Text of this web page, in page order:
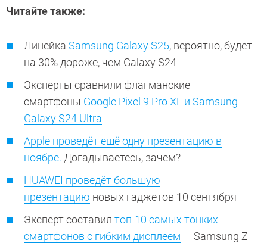
Читайте также:
Линейка Samsung Galaxy S25, вероятно, будет
на 30% дороже, чем Galaxy S24
Эксперты сравнили флагманские
смартфоны Google Pixel 9 Pro XL и Samsung
Galaxy S24 Ultra
Apple проведёт ещё одну презентацию в
ноябре. Догадываетесь, зачем?
HUAWEI проведёт большую
презентацию новых гаджетов 10 сентября
Эксперт составил топ-10 самых тонких
смартфонов с гибким дисплеем — Samsung Z